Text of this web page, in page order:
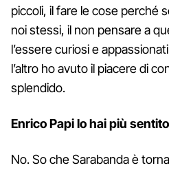
piccoli, il fare le cose perché
noi stessi, il non pensare a
l’essere curiosi e
l’altro ho avuto il piacere di
splendido.
Enrico Papi lo hai più
No. So che Sarabanda è